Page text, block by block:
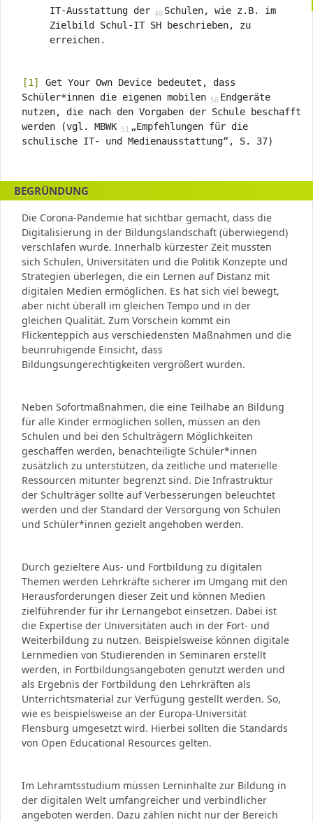
IT-Ausstattung der
Schulen, wie z.B. im
Zielbild Schul-IT SH beschrieben, zu
erreichen.
[1]
Get Your Own Device bedeutet, dass
Schüler*innen die eigenen mobilen
Endgeräte
nutzen, die nach den Vorgaben der Schule beschafft
werden (vgl. MBWK
„Empfehlungen für die
schulische IT- und Medienausstattung“, S. 37)
BEGRÜNDUNG
Die Corona-Pandemie hat sichtbar gemacht, dass die
Digitalisierung in der Bildungslandschaft (überwiegend)
verschlafen wurde. Innerhalb kürzester Zeit mussten
sich Schulen, Universitäten und die Politik Konzepte und
Strategien überlegen, die ein Lernen auf Distanz mit
digitalen Medien ermöglichen. Es hat sich viel bewegt,
aber nicht überall im gleichen Tempo und in der
gleichen Qualität. Zum Vorschein kommt ein
Flickenteppich aus verschiedensten Maßnahmen und die
beunruhigende Einsicht, dass
Bildungsungerechtigkeiten vergrößert wurden.
Neben Sofortmaßnahmen, die eine Teilhabe an Bildung
für alle Kinder ermöglichen sollen, müssen an den
Schulen und bei den Schulträgern Möglichkeiten
geschaffen werden, benachteiligte Schüler*innen
zusätzlich zu unterstützen, da zeitliche und materielle
Ressourcen mitunter begrenzt sind. Die Infrastruktur
der Schulträger sollte auf Verbesserungen beleuchtet
werden und der Standard der Versorgung von Schulen
und Schüler*innen gezielt angehoben werden.
Durch gezieltere Aus- und Fortbildung zu digitalen
Themen werden Lehrkräfte sicherer im Umgang mit den
Herausforderungen dieser Zeit und können Medien
zielführender für ihr Lernangebot einsetzen. Dabei ist
die Expertise der Universitäten auch in der Fort- und
Weiterbildung zu nutzen. Beispielsweise können digitale
Lernmedien von Studierenden in Seminaren erstellt
werden, in Fortbildungsangeboten genutzt werden und
als Ergebnis der Fortbildung den Lehrkräften als
Unterrichtsmaterial zur Verfügung gestellt werden. So,
wie es beispielsweise an der Europa-Universität
Flensburg umgesetzt wird. Hierbei sollten die Standards
von Open Educational Resources gelten.
Im Lehramtsstudium müssen Lerninhalte zur Bildung in
der digitalen Welt umfangreicher und verbindlicher
angeboten werden. Dazu zählen nicht nur der Bereich